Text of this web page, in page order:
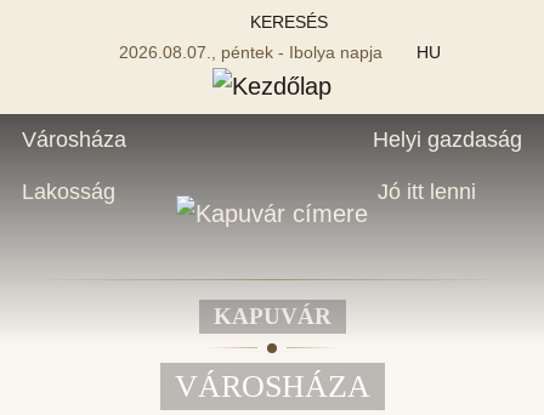
KERESÉS
2026.08.07., péntek - Ibolya napja
HU
Városháza
Lakosság
Helyi gazdaság
Jó itt lenni
KAPUVÁR
VÁROSHÁZA